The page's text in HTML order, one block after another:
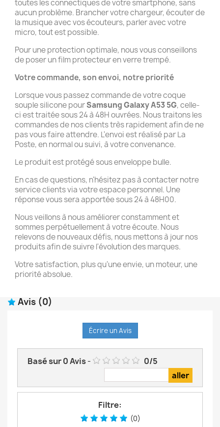
toutes les connectiques de votre smartphone, sans
aucun problème. Brancher votre chargeur, écouter de
la musique avec vos écouteurs, parler avec votre
micro, tout est possible.
Pour une protection optimale, nous vous conseillons
de poser un film protecteur en verre trempé.
Votre commande, son envoi, notre priorité
Lorsque vous passez commande de votre coque
souple silicone pourSamsung Galaxy A53 5G, celle-
ci est traitée sous 24 à 48H ouvrées. Nous traitons les
commandes de nos clients très rapidement afin de ne
pas vous faire attendre. L'envoi est réalisé par La
Poste, en normal ou suivi, à votre convenance.
Le produit est protégé sous enveloppe bulle.
En cas de questions, n'hésitez pas à contacter notre
service clients via votre espace personnel. Une
réponse vous sera apportée sous 24 à 48H00.
Nous veillons à nous améliorer constamment et
sommes perpétuellement à votre écoute. Nous
relevons de nouveaux défis, nous mettons à jour nos
produits afin de suivre l'évolution des marques.
Votre satisfaction, plus qu'une envie, un moteur, une
priorité absolue.
Avis (0)
Écrire un Avis
Basé sur0Avis- 0/5
Filtre:
(0)